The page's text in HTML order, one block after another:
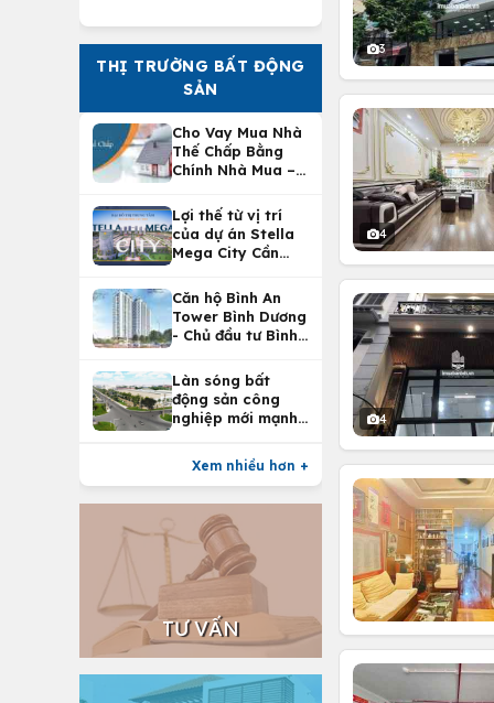
THỊ TRƯỜNG BẤT ĐỘNG
SẢN
Cho Vay Mua Nhà
Thế Chấp Bằng
Chính Nhà Mua –
Nhà Tại
Vietcombank
Lợi thế từ vị trí
của dự án Stella
Mega City Cần
Căn hộ Bình An
Tower Bình Dương
- Chủ đầu tư Bình
Làn sóng bất
động sản công
nghiệp mới mạnh
Xem nhiều hơn +
TƯ VẤN
3
4
4